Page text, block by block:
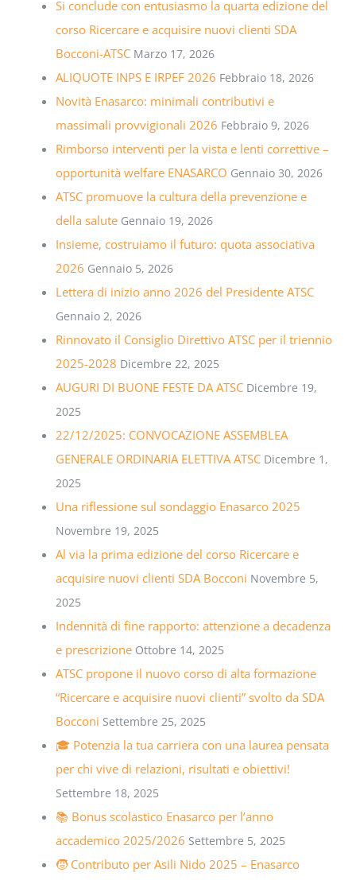
Si conclude con entusiasmo la quarta edizione del
corso Ricercare e acquisire nuovi clienti SDA
Bocconi-ATSC Marzo 17, 2026
ALIQUOTE INPS E IRPEF 2026 Febbraio 18, 2026
Novità Enasarco: minimali contributivi e
massimali provvigionali 2026 Febbraio 9, 2026
Rimborso interventi per la vista e lenti correttive –
opportunità welfare ENASARCO Gennaio 30, 2026
ATSC promuove la cultura della prevenzione e
della salute Gennaio 19, 2026
Insieme, costruiamo il futuro: quota associativa
2026 Gennaio 5, 2026
Lettera di inizio anno 2026 del Presidente ATSC
Gennaio 2, 2026
Rinnovato il Consiglio Direttivo ATSC per il triennio
2025-2028 Dicembre 22, 2025
AUGURI DI BUONE FESTE DA ATSC Dicembre 19,
2025
22/12/2025: CONVOCAZIONE ASSEMBLEA
GENERALE ORDINARIA ELETTIVA ATSC Dicembre 1,
2025
Una riflessione sul sondaggio Enasarco 2025
Novembre 19, 2025
Al via la prima edizione del corso Ricercare e
acquisire nuovi clienti SDA Bocconi Novembre 5,
2025
Indennità di fine rapporto: attenzione a decadenza
e prescrizione Ottobre 14, 2025
ATSC propone il nuovo corso di alta formazione
“Ricercare e acquisire nuovi clienti” svolto da SDA
Bocconi Settembre 25, 2025
🎓 Potenzia la tua carriera con una laurea pensata
per chi vive di relazioni, risultati e obiettivi!
Settembre 18, 2025
📚 Bonus scolastico Enasarco per l’anno
accademico 2025/2026 Settembre 5, 2025
🧒 Contributo per Asili Nido 2025 – Enasarco